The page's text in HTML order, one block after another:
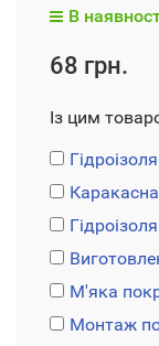
В
68 грн.
Із цим
М'яка
Монтаж